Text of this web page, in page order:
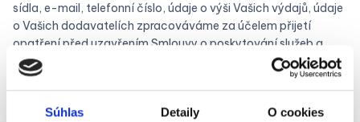
Súhlas Detaily O cookies
sídla, e-mail, telefonní číslo, údaje o výši Vašich výdajů, údaje
o Vašich dodavatelích zpracováváme za účelem přijetí
opatření před uzavřením Smlouvy o poskytování služeb a
smlouvy vznikající přijetím VOP při zřízení Uživatelského účtu,
jakož i za účelem samotného uzavření a plnění těchto Smluv.
kterou zastupujete, potřebujeme Vaše Osobní údaje k ověření